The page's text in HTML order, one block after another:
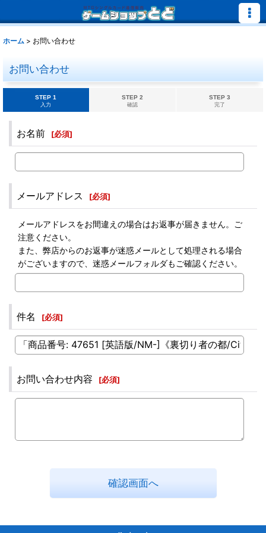
ホーム > お問い合わせ
お問い合わせ
STEP 1
入力
STEP 2
確認
STEP 3
完了
お名前 [必須]
メールアドレス [必須]
メールアドレスをお間違えの場合はお返事が届きません。ご
注意ください。
また、弊店からのお返事が迷惑メールとして処理される場合
がございますので、迷惑メールフォルダもご確認ください。
件名 [必須]
お問い合わせ内容 [必須]
確認画面へ